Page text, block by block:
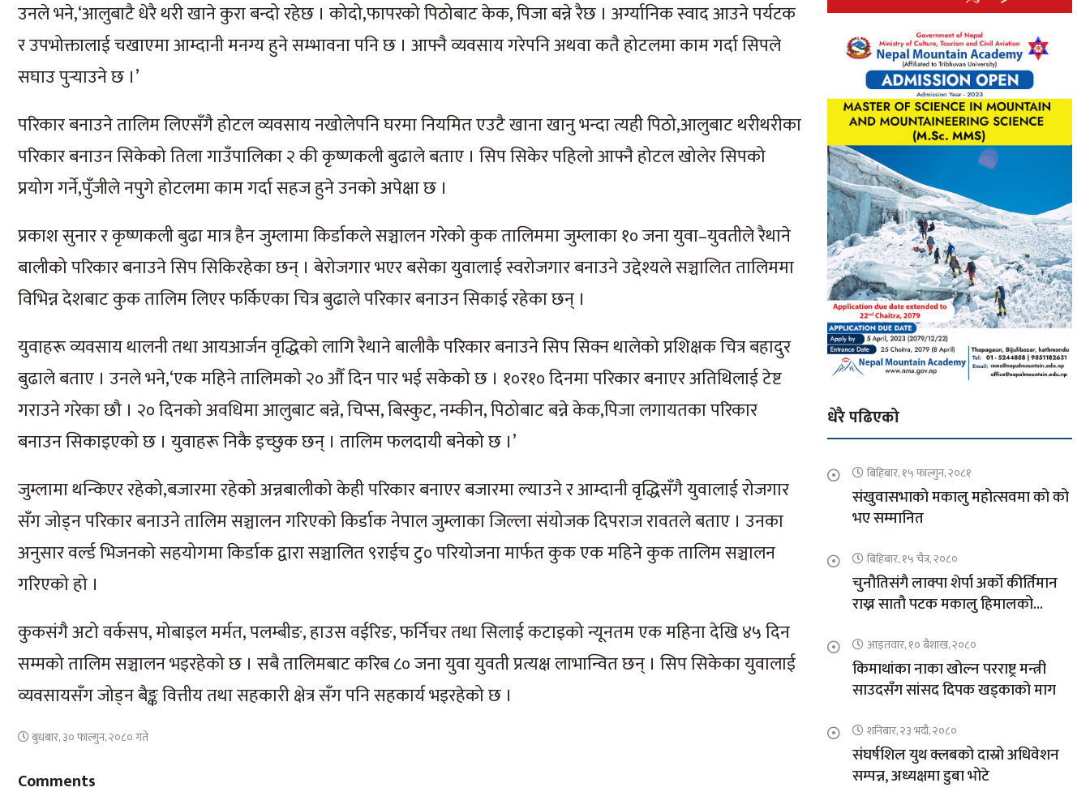
उनले भने,‘आलुबाटै धेरै थरी खाने कुरा बन्दो रहेछ । कोदो,फापरको पिठोबाट केक, पिजा बन्ने रैछ । अर्ग्यानिक स्वाद आउने पर्यटक
र उपभोक्तालाई चखाएमा आम्दानी मनग्य हुने सम्भावना पनि छ । आफ्नै व्यवसाय गरेपनि अथवा कतै होटलमा काम गर्दा सिपले
सघाउ पुर्‍याउने छ ।’
परिकार बनाउने तालिम लिएसँगै होटल व्यवसाय नखोलेपनि घरमा नियमित एउटै खाना खानु भन्दा त्यही पिठो,आलुबाट थरीथरीका
परिकार बनाउन सिकेको तिला गाउँपालिका २ की कृष्णकली बुढाले बताए । सिप सिकेर पहिलो आफ्नै होटल खोलेर सिपको
प्रयोग गर्ने,पुँजीले नपुगे होटलमा काम गर्दा सहज हुने उनको अपेक्षा छ ।
प्रकाश सुनार र कृष्णकली बुढा मात्र हैन जुम्लामा किर्डाकले सञ्चालन गरेको कुक तालिममा जुम्लाका १० जना युवा–युवतीले रैथाने
बालीको परिकार बनाउने सिप सिकिरहेका छन् । बेरोजगार भएर बसेका युवालाई स्वरोजगार बनाउने उद्देश्यले सञ्चालित तालिममा
विभिन्न देशबाट कुक तालिम लिएर फर्किएका चित्र बुढाले परिकार बनाउन सिकाई रहेका छन् ।
युवाहरू व्यवसाय थालनी तथा आयआर्जन वृद्धिको लागि रैथाने बालीकै परिकार बनाउने सिप सिक्न थालेको प्रशिक्षक चित्र बहादुर
बुढाले बताए । उनले भने,‘एक महिने तालिमको २० औँ दिन पार भई सकेको छ । १०र१० दिनमा परिकार बनाएर अतिथिलाई टेष्ट
गराउने गरेका छौ । २० दिनको अवधिमा आलुबाट बन्ने, चिप्स, बिस्कुट, नम्कीन, पिठोबाट बन्ने केक,पिजा लगायतका परिकार
बनाउन सिकाइएको छ । युवाहरू निकै इच्छुक छन् । तालिम फलदायी बनेको छ ।’
जुम्लामा थन्किएर रहेको,बजारमा रहेको अन्नबालीको केही परिकार बनाएर बजारमा ल्याउने र आम्दानी वृद्धिसँगै युवालाई रोजगार
सँग जोड्न परिकार बनाउने तालिम सञ्चालन गरिएको किर्डाक नेपाल जुम्लाका जिल्ला संयोजक दिपराज रावतले बताए । उनका
अनुसार वर्ल्ड भिजनको सहयोगमा किर्डाक द्वारा सञ्चालित ९राईच टु० परियोजना मार्फत कुक एक महिने कुक तालिम सञ्चालन
गरिएको हो ।
कुकसंगै अटो वर्कसप, मोबाइल मर्मत, पलम्बीङ, हाउस वईरिङ, फर्निचर तथा सिलाई कटाइको न्यूनतम एक महिना देखि ४५ दिन
सम्मको तालिम सञ्चालन भइरहेको छ । सबै तालिमबाट करिब ८० जना युवा युवती प्रत्यक्ष लाभान्वित छन् । सिप सिकेका युवालाई
व्यवसायसँग जोड्न बैङ्क वित्तीय तथा सहकारी क्षेत्र सँग पनि सहकार्य भइरहेको छ ।
बुधबार, ३० फाल्गुन, २०८० गते
Comments
धेरै पढिएको
बिहिबार, १५ फाल्गुन, २०८१
संखुवासभाको मकालु महोत्सवमा को को
भए सम्मानित
बिहिबार, १५ चैत्र, २०८०
चुनौतिसंगै लाक्पा शेर्पा अर्को कीर्तिमान
राख्न सातौ पटक मकालु हिमालको
आइतवार, १० बैशाख, २०८०
किमाथांका नाका खोल्न परराष्ट्र मन्त्री
साउदसँग सांसद दिपक खड्काको माग
शनिबार, २३ भदौ, २०८०
संघर्षशिल युथ क्लबको दास्रो अधिवेशन
सम्पन्न, अध्यक्षमा डुबा भोटे